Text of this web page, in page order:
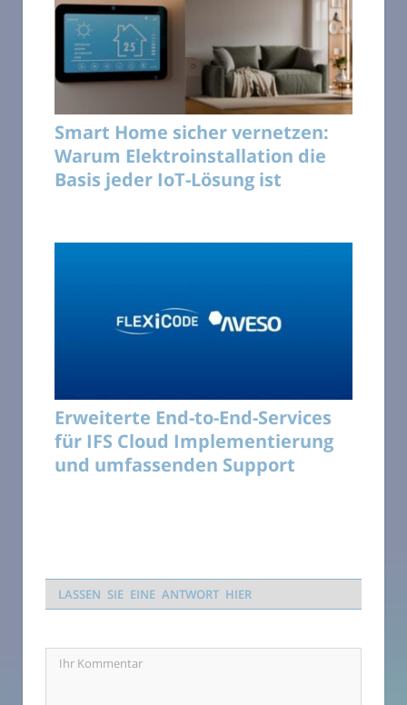
Smart Home sicher vernetzen:
Warum Elektroinstallation die
Basis jeder IoT-Lösung ist
Erweiterte End-to-End-Services
für IFS Cloud Implementierung
und umfassenden Support
LASSEN SIE EINE ANTWORT HIER